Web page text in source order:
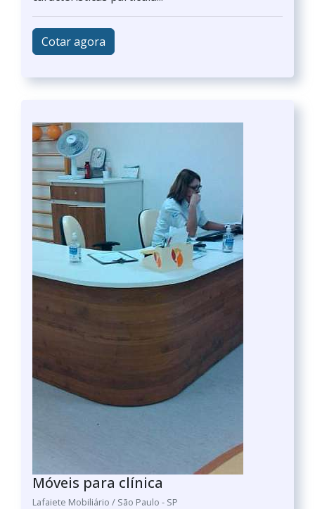
Cotar agora
Móveis para clínica
Lafaiete Mobiliário / São Paulo - SP